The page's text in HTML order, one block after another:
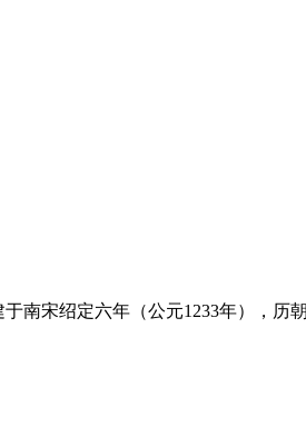
南宋绍定六年（公元1233年），历